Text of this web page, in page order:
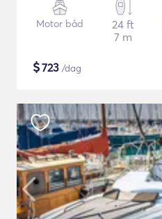
Motor båd
24 ft
7 m
$723 /dag